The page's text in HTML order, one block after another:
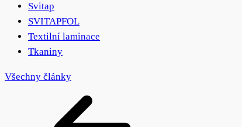
Svitap
SVITAPFOL
Textilní laminace
Tkaniny
Všechny články